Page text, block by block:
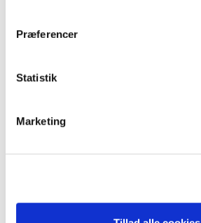
Præferencer
Statistik
Marketing